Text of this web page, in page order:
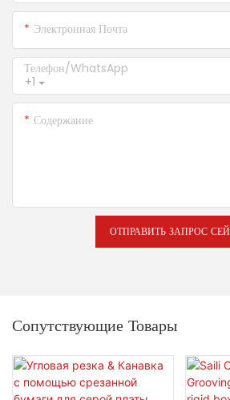
Электронная Почта
+1
Телефон/WhatsApp
Содержание
ОТПРАВИТЬ ЗАПРОС
Сопутствующие Товары